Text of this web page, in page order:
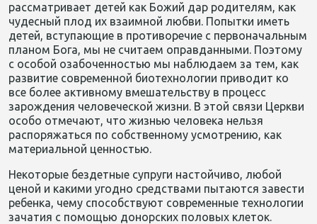
рассматривает детей как Божий дар родителям, как
чудесный плод их взаимной любви. Попытки иметь
детей, вступающие в противоречие с первоначальным
планом Бога, мы не считаем оправданными. Поэтому
с особой озабоченностью мы наблюдаем за тем, как
развитие современной биотехнологии приводит ко
все более активному вмешательству в процесс
зарождения человеческой жизни. В этой связи Церкви
особо отмечают, что жизнью человека нельзя
распоряжаться по собственному усмотрению, как
материальной ценностью.
Некоторые бездетные супруги настойчиво, любой
ценой и какими угодно средствами пытаются завести
ребенка, чему способствуют современные технологии
зачатия с помощью донорских половых клеток.